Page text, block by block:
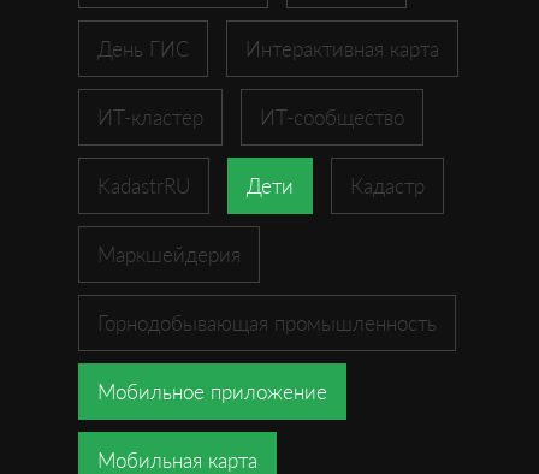
День ГИС Интерактивная карта
ИТ-кластер ИТ-сообщество
KadastrRU Дети Кадастр
Маркшейдерия
Горнодобывающая промышленность
Мобильное приложение
Мобильная карта